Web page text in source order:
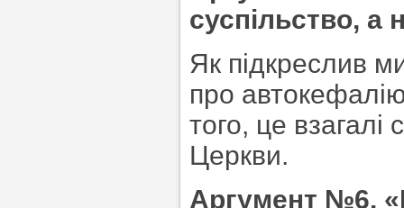
суспільство, а
Як підкреслив
про
того, це
Церкви.
Аргумент №6.